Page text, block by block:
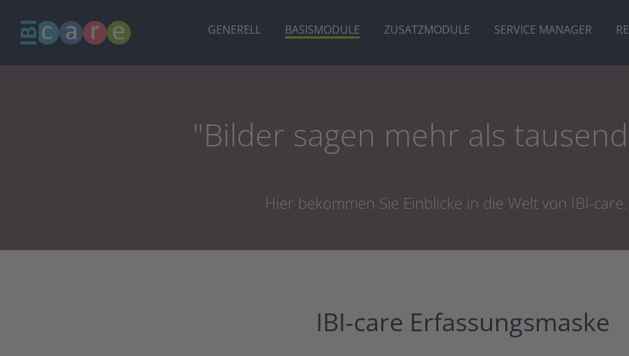
Inhalt
springen
GENERELL BASISMODULE ZUSATZMODULE SERVICE MANAGER
"Bilder sagen mehr als
Hier bekommen Sie Einblicke in die Welt von IBI-care.
IBI-care Erfassungsmaske